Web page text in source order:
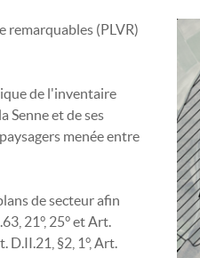
remarquables (PLVR)
de l'inventaire
Senne et de ses
menée entre
de secteur afin
21°, 25° et Art.
§2, 1°, Art.